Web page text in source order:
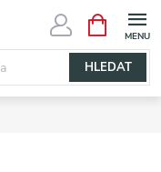
HLEDAT
NÁKUPNÍ
KOŠÍK